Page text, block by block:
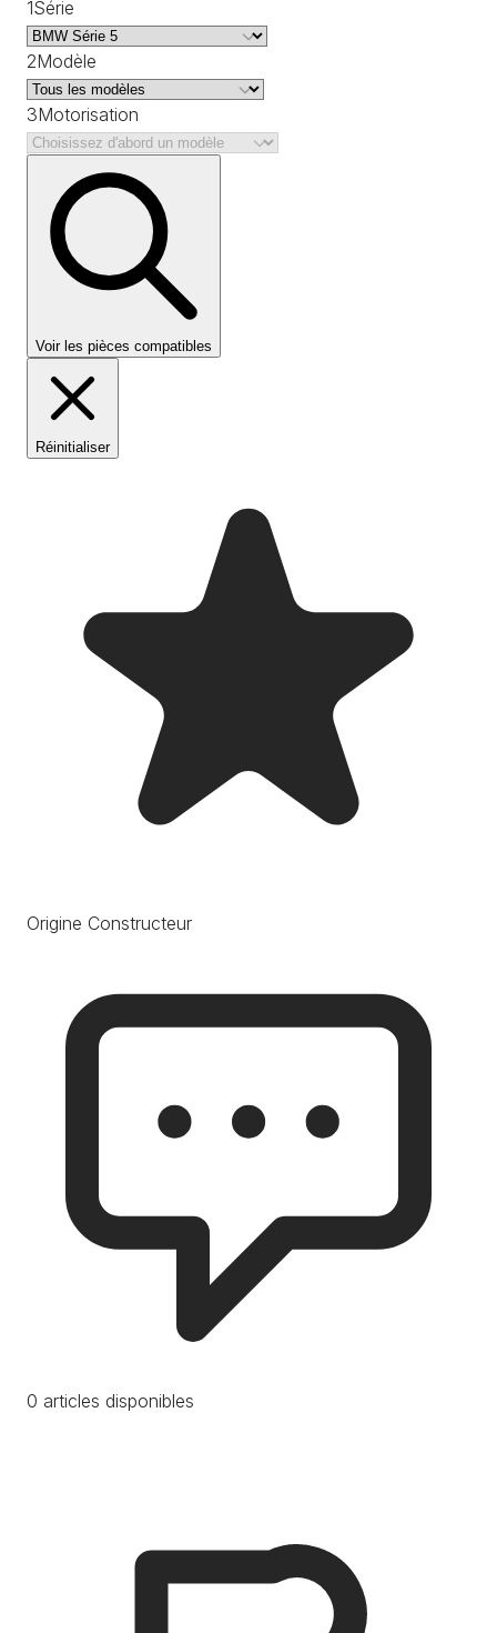
1Série
2Modèle
3Motorisation
Voir les pièces compatibles
Réinitialiser
Origine Constructeur
0 articles disponibles